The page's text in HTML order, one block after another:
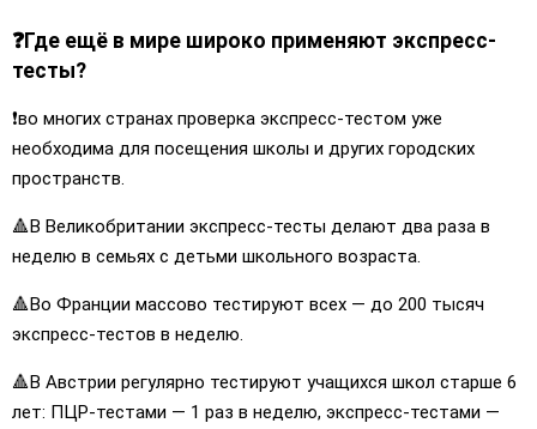
❓Где ещё в мире широко применяют экспресс-
тесты?
❗️во многих странах проверка экспресс-тестом уже
необходима для посещения школы и других городских
пространств.
🔺В Великобритании экспресс-тесты делают два раза в
неделю в семьях с детьми школьного возраста.
🔺Во Франции массово тестируют всех — до 200 тысяч
экспресс-тестов в неделю.
🔺В Австрии регулярно тестируют учащихся школ старше 6
лет: ПЦР-тестами — 1 раз в неделю, экспресс-тестами —